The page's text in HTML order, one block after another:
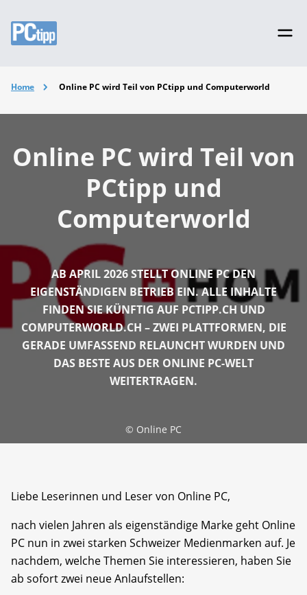
Home Online PC wird Teil von PCtipp und Computerworld
Online PC wird Teil von
PCtipp und
Computerworld
AB APRIL 2026 STELLT ONLINE PC DEN
EIGENSTÄNDIGEN BETRIEB EIN. ALLE INHALTE
FINDEN SIE KÜNFTIG AUF PCTIPP.CH UND
COMPUTERWORLD.CH – ZWEI PLATTFORMEN, DIE
GERADE UMFASSEND RELAUNCHT WURDEN UND
DAS BESTE AUS DER ONLINE PC-WELT
WEITERTRAGEN.
© Online PC
Liebe Leserinnen und Leser von Online PC,
nach vielen Jahren als eigenständige Marke geht Online
PC nun in zwei starken Schweizer Medienmarken auf. Je
nachdem, welche Themen Sie interessieren, haben Sie
ab sofort zwei neue Anlaufstellen: